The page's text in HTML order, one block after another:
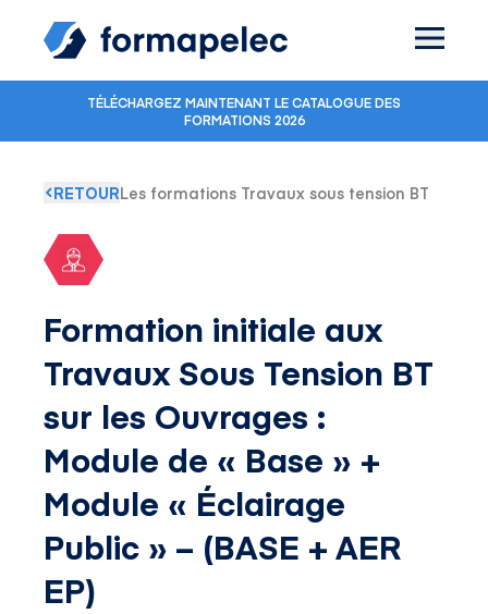
TÉLÉCHARGEZ MAINTENANT LE CATALOGUE DES
FORMATIONS 2026
RETOURLes formations Travaux sous tension BT
Formation initiale aux
Travaux Sous Tension BT
sur les Ouvrages :
Module de « Base » +
Module « Éclairage
Public » – (BASE + AER
EP)